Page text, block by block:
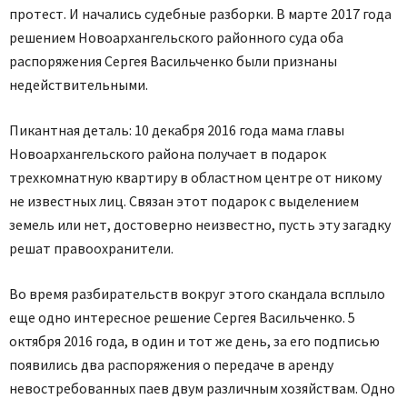
протест. И начались судебные разборки. В марте 2017 года
решением Новоархангельского районного суда оба
распоряжения Сергея Васильченко были признаны
недействительными.
Пикантная деталь: 10 декабря 2016 года мама главы
Новоархангельского района получает в подарок
трехкомнатную квартиру в областном центре от никому
не известных лиц. Связан этот подарок с выделением
земель или нет, достоверно неизвестно, пусть эту загадку
решат правоохранители.
Во время разбирательств вокруг этого скандала всплыло
еще одно интересное решение Сергея Васильченко. 5
октября 2016 года, в один и тот же день, за его подписью
появились два распоряжения о передаче в аренду
невостребованных паев двум различным хозяйствам. Одно